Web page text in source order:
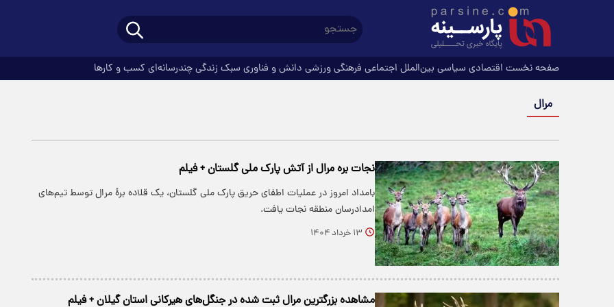
صفحه نخست اقتصادی سیاسی بین‌الملل اجتماعی فرهنگیورزشی دانش و فناوری سبک زندگیچندرسانه‌ای کسب و کارها
مرال
نجات بره مرال از آتش پارک ملی گلستان + فیلم
بامداد امروز در عملیات اطفای حریق پارک ملی گلستان، یک قلاده برهٔ مرال توسط تیم‌های
امدادرسان منطقه نجات یافت.
۱۳ خرداد ۱۴۰۴
مشاهده بزرگترین مرال ثبت شده در جنگل‌های هیرکانی استان گیلان + فیلم